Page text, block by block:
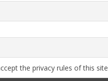
the privacy rules of this site